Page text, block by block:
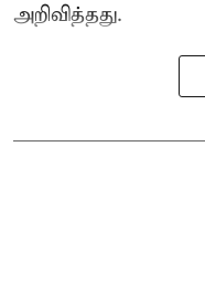
அறிவித்தது.